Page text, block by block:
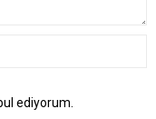
ediyorum.